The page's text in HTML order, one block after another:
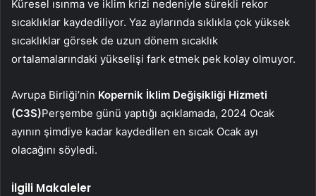
Küresel ısınma ve iklim krizi nedeniyle sürekli rekor
sıcaklıklar kaydediliyor. Yaz aylarında sıklıkla çok yüksek
sıcaklıklar görsek de uzun dönem sıcaklık
ortalamalarındaki yükselişi fark etmek pek kolay olmuyor.
Avrupa Birliği’nin Kopernik İklim Değişikliği Hizmeti
(C3S)Perşembe günü yaptığı açıklamada, 2024 Ocak
ayının şimdiye kadar kaydedilen en sıcak Ocak ayı
olacağını söyledi.
İlgili Makaleler